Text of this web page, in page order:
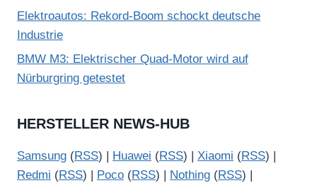
Elektroautos: Rekord-Boom schockt deutsche
Industrie
BMW M3: Elektrischer Quad-Motor wird auf
Nürburgring getestet
HERSTELLER NEWS-HUB
Samsung (RSS) | Huawei (RSS) | Xiaomi (RSS) |
Redmi (RSS) | Poco (RSS) | Nothing (RSS) |